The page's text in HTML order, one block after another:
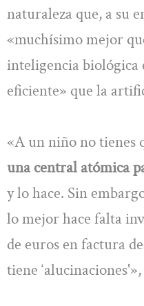
naturaleza que, a su
«muchísimo mejor
inteligencia biológica
eficiente» que la
«A un niño no tienes
una central atómica
y lo hace. Sin
lo mejor hace falta
de euros en factura
tiene